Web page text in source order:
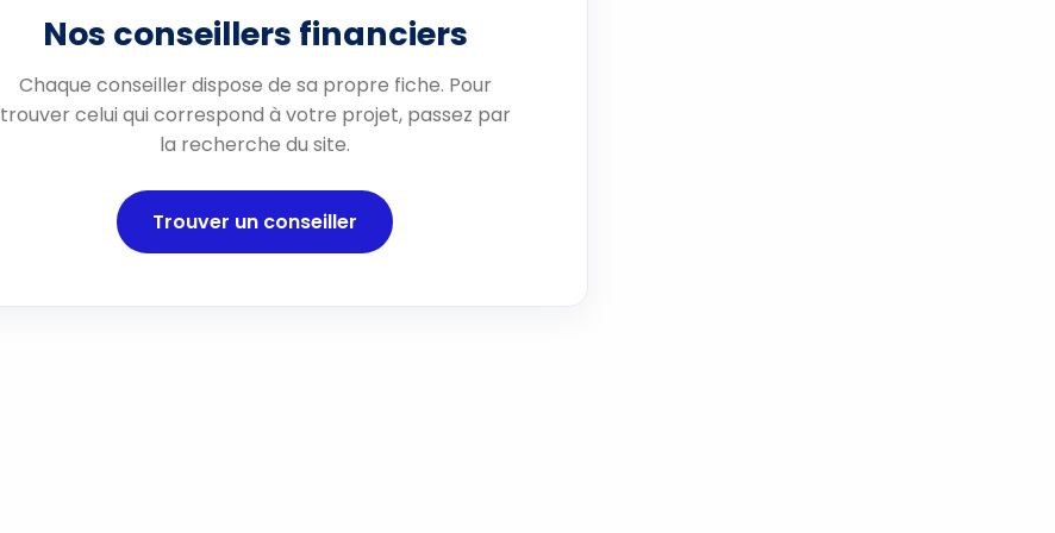
Nos conseillers financiers
Chaque conseiller dispose de sa propre fiche. Pour
trouver celui qui correspond à votre projet, passez par
la recherche du site.
Trouver un conseiller